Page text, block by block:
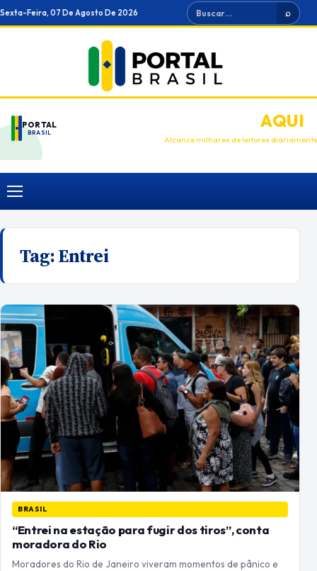
Ir
para
Sexta-Feira, 07 De Agosto De 2026 Buscar ⌕
PORTAL
BRASIL
ANUNCIEAQUI
Alcance milhares de leitores diariamente
Menu
Tag:Entrei
BRASIL
“Entrei na estação para fugir dos tiros”, conta
moradora do Rio
Moradores do Rio de Janeiro viveram momentos de pânico e